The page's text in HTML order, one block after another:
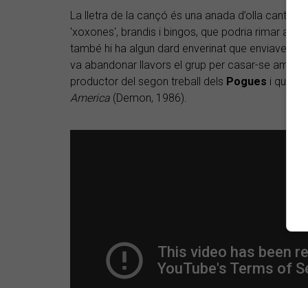
La lletra de la cançó és una anada d’olla cantada
'xoxones', brandis i bingos, que podria rimar
també hi ha algun dard enverinat que enviaven a
va abandonar llavors el grup per casar-se amb
productor del segon treball dels Pogues i que
America (Demon, 1986).